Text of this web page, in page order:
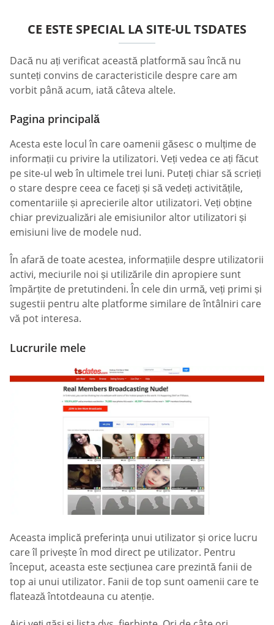
CE ESTE SPECIAL LA SITE-UL TSDATES
Dacă nu ați verificat această platformă sau încă nu
sunteți convins de caracteristicile despre care am
vorbit până acum, iată câteva altele.
Pagina principală
Acesta este locul în care oamenii găsesc o mulțime de
informații cu privire la utilizatori. Veți vedea ce ați făcut
pe site-ul web în ultimele trei luni. Puteți chiar să scrieți
o stare despre ceea ce faceți și să vedeți activitățile,
comentariile și aprecierile altor utilizatori. Veți obține
chiar previzualizări ale emisiunilor altor utilizatori și
emisiuni live de modele nud.
În afară de toate acestea, informațiile despre utilizatorii
activi, meciurile noi și utilizările din apropiere sunt
împărțite de pretutindeni. În cele din urmă, veți primi și
sugestii pentru alte platforme similare de întâlniri care
vă pot interesa.
Lucrurile mele
Aceasta implică preferința unui utilizator și orice lucru
care îl privește în mod direct pe utilizator. Pentru
început, aceasta este secțiunea care prezintă fanii de
top ai unui utilizator. Fanii de top sunt oamenii care te
flatează întotdeauna cu atenție.